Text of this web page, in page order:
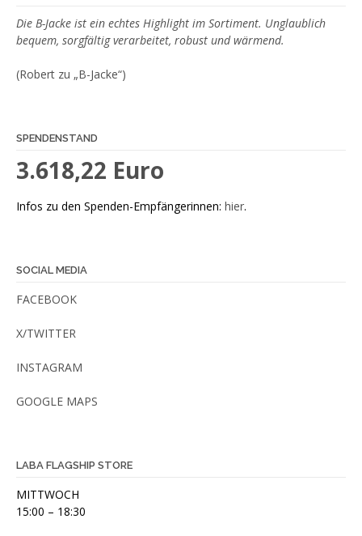
Die B-Jacke ist ein echtes Highlight im Sortiment. Unglaublich
bequem, sorgfältig verarbeitet, robust und wärmend.
(Robert zu „B-Jacke“)
SPENDENSTAND
3.618,22 Euro
Infos zu den Spenden-Empfängerinnen: hier.
SOCIAL MEDIA
FACEBOOK
X/TWITTER
INSTAGRAM
GOOGLE MAPS
LABA FLAGSHIP STORE
MITTWOCH
15:00 – 18:30